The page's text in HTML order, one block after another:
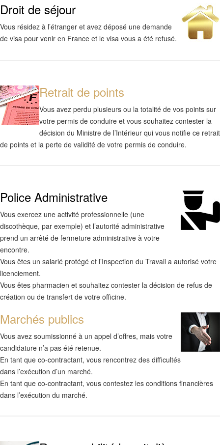
Droit de séjour
Vous résidez à l’étranger et avez déposé une demande
de visa pour venir en France et le visa vous a été refusé.
Retrait de points
Vous avez perdu plusieurs ou la totalité de vos points sur
votre permis de conduire et vous souhaitez contester la
décision du Ministre de l’Intérieur qui vous notifie ce retrait
de points et la perte de validité de votre permis de conduire.
Police Administrative
Vous exercez une activité professionnelle (une
discothèque, par exemple) et l’autorité administrative
prend un arrêté de fermeture administrative à votre
encontre.
Vous êtes un salarié protégé et l’Inspection du Travail a autorisé votre
licenciement.
Vous êtes pharmacien et souhaitez contester la décision de refus de
création ou de transfert de votre officine.
Marchés publics
Vous avez soumissionné à un appel d’offres, mais votre
candidature n’a pas été retenue.
En tant que co-contractant, vous rencontrez des difficultés
dans l’exécution d’un marché.
En tant que co-contractant, vous contestez les conditions financières
dans l’exécution du marché.